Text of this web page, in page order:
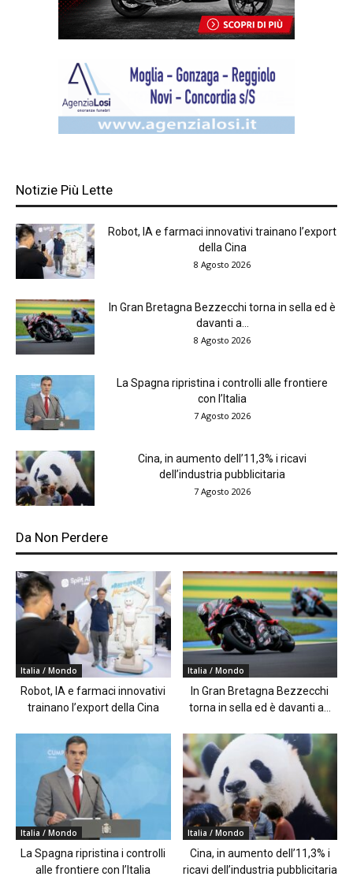
Notizie Più Lette
Robot, IA e farmaci innovativi trainano l’export
della Cina
8 Agosto 2026
In Gran Bretagna Bezzecchi torna in sella ed è
davanti a...
8 Agosto 2026
La Spagna ripristina i controlli alle frontiere
con l’Italia
7 Agosto 2026
Cina, in aumento dell’11,3% i ricavi
dell’industria pubblicitaria
7 Agosto 2026
Da Non Perdere
Italia / Mondo
Robot, IA e farmaci innovativi
trainano l’export della Cina
Italia / Mondo
In Gran Bretagna Bezzecchi
torna in sella ed è davanti a...
Italia / Mondo
La Spagna ripristina i controlli
alle frontiere con l’Italia
Italia / Mondo
Cina, in aumento dell’11,3% i
ricavi dell’industria pubblicitaria